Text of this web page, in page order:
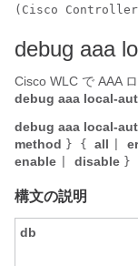
(Cisco
debug aaa
Cisco WLC で AAA
debug aaa local-
debug aaa local-
method } { all
enable disable }
構文の説明
db